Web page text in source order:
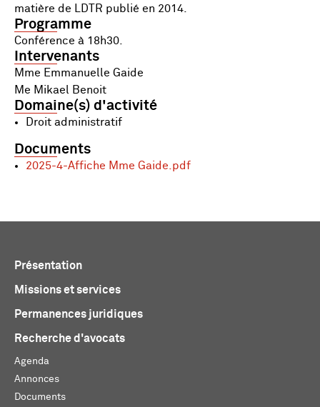
matière de LDTR publié en 2014.
Programme
Conférence à 18h30.
Intervenants
Mme Emmanuelle Gaide
Me Mikael Benoit
Domaine(s) d'activité
Droit administratif
Documents
2025-4-Affiche Mme Gaide.pdf
Présentation
Missions et services
Permanences juridiques
Recherche d'avocats
Agenda
Annonces
Documents